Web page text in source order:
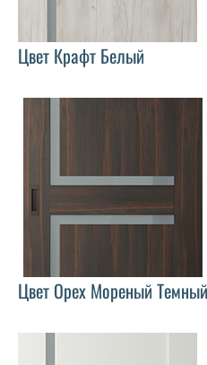
Цвет Крафт Белый
Цвет Орех Мореный Темный